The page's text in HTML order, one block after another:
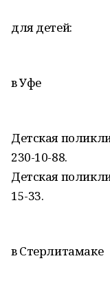
для детей:
в Уфе
Детская
230-10-88.
Детская
15-33.
в Стерлитамаке